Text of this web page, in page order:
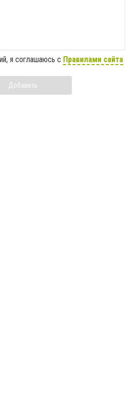
я соглашаюсь с Правилами сайта
Добавить